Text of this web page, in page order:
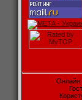
Онлайн